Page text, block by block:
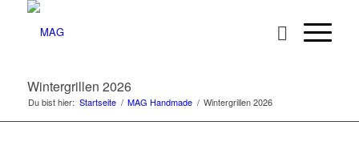
Wintergrillen 2026
Du bist hier: Startseite / MAG Handmade / Wintergrillen 2026